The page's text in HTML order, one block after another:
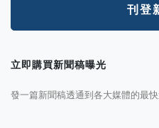
刊登
立即購買新聞稿曝光
發一篇新聞稿透通到各大媒體的最